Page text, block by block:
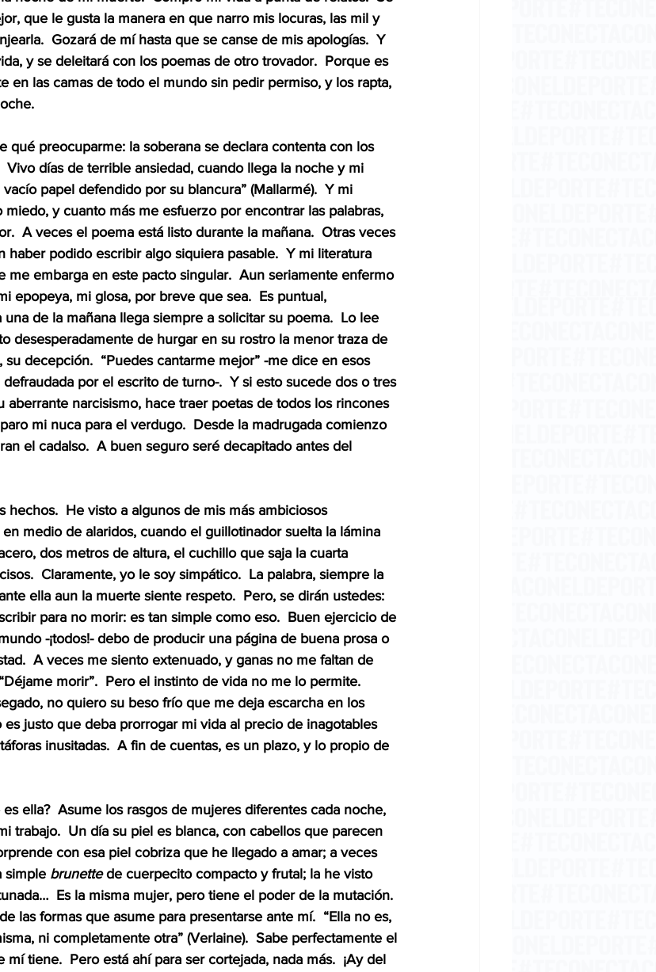
que le gusta la manera en que narro mis locuras, las mil y
Gozará de mí hasta que se canse de mis apologías.  Y
y se deleitará con los poemas de otro trovador.  Porque es
en las camas de todo el mundo sin pedir permiso, y los rapta,
qué preocuparme: la soberana se declara contenta con los
Vivo días de terrible ansiedad, cuando llega la noche y mi
papel defendido por su blancura” (Mallarmé).  Y mi
y cuanto más me esfuerzo por encontrar las palabras,
A veces el poema está listo durante la mañana.  Otras veces
haber podido escribir algo siquiera pasable.  Y mi literatura
me embarga en este pacto singular.  Aun seriamente enfermo
epopeya, mi glosa, por breve que sea.  Es puntual,
de la mañana llega siempre a solicitar su poema.  Lo lee
desesperadamente de hurgar en su rostro la menor traza de
decepción.  “Puedes cantarme mejor” -me dice en esos
por el escrito de turno-.  Y si esto sucede dos o tres
aberrante narcisismo, hace traer poetas de todos los rincones
mi nuca para el verdugo.  Desde la madrugada comienzo
el cadalso.  A buen seguro seré decapitado antes del
hechos.  He visto a algunos de mis más ambiciosos
medio de alaridos, cuando el guillotinador suelta la lámina
dos metros de altura, el cuchillo que saja la cuarta
Claramente, yo le soy simpático.  La palabra, siempre la
ella aun la muerte siente respeto.  Pero, se dirán ustedes:
para no morir: es tan simple como eso.  Buen ejercicio de
-¡todos!- debo de producir una página de buena prosa o
A veces me siento extenuado, y ganas no me faltan de
morir”.  Pero el instinto de vida no me lo permite.
no quiero su beso frío que me deja escarcha en los
es justo que deba prorrogar mi vida al precio de inagotables
inusitadas.  A fin de cuentas, es un plazo, y lo propio de
ella?  Asume los rasgos de mujeres diferentes cada noche,
trabajo.  Un día su piel es blanca, con cabellos que parecen
con esa piel cobriza que he llegado a amar; a veces
simple brunette de cuerpecito compacto y frutal; la he visto
Es la misma mujer, pero tiene el poder de la mutación.
las formas que asume para presentarse ante mí.  “Ella no es,
ni completamente otra” (Verlaine).  Sabe perfectamente el
tiene.  Pero está ahí para ser cortejada, nada más.  ¡Ay del